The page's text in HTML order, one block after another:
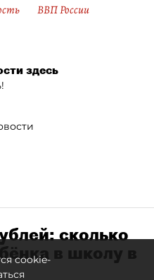
ВВП России
здесь
сколько
в школу в
cookie-